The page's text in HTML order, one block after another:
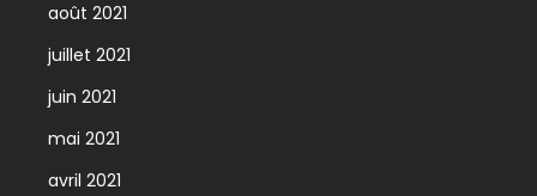
août 2021
juillet 2021
juin 2021
mai 2021
avril 2021